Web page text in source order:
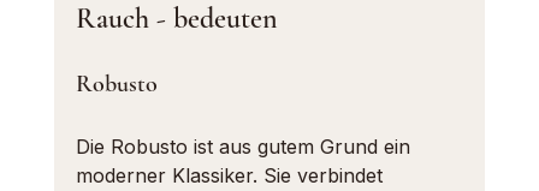
Rauch - bedeuten
Robusto
Die Robusto ist aus gutem Grund ein
moderner Klassiker. Sie verbindet